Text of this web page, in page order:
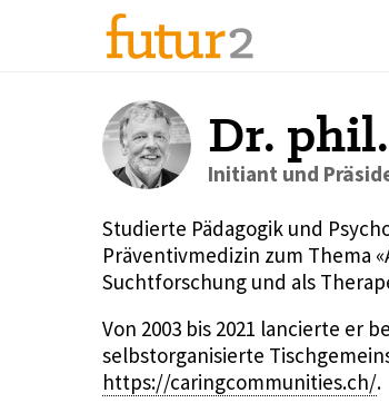
Dr.
Initiant und
Studierte Pädagogik und
Präventivmedizin zum Thema
Suchtforschung und als
Von 2003 bis 2021 lancierte er
selbstorganisierte
https://caringcommunities.ch/.